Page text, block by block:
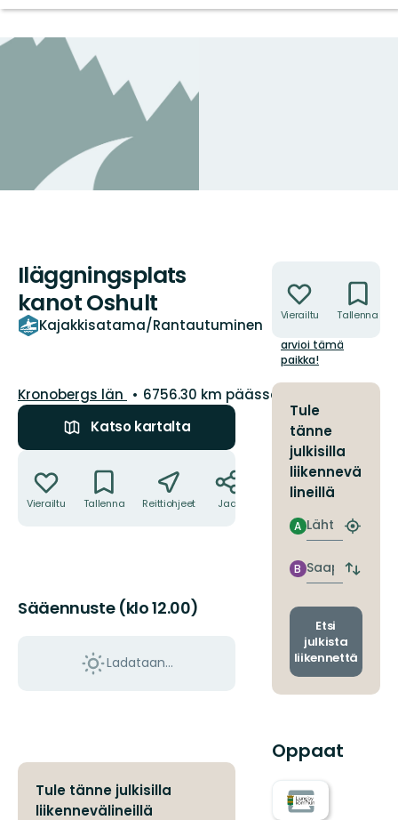
Iläggningsplats
kanot Oshult
Kajakkisatama/Rantautuminen
/5
tähteä
arvioi tämä
paikka!
Kunta:
Kronobergs län
6756.30 km päässä sinusta
Katso kartalta
Vierailtu Tallenna Reittiohjeet Jaa
Sääennuste (klo 12.00)
Ladataan…
Tule tänne julkisilla
liikennevälineillä
Vierailtu Tallenna
Tule
tänne
julkisilla
liikennevä
lineillä
Lähtö
A
Etsi
pysäkki
Saapuminen
B
Vaihda
ja
Etsi
julkista
liikennettä
Oppaat